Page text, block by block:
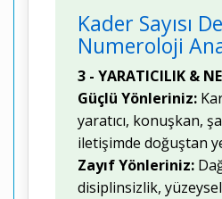
Kader Sayısı
Numeroloji
3 - YARATICILIK &
Güçlü Yönleriniz:
yaratıcı, konuşkan,
iletişimde doğuştan
Zayıf Yönleriniz:
disiplinsizlik,